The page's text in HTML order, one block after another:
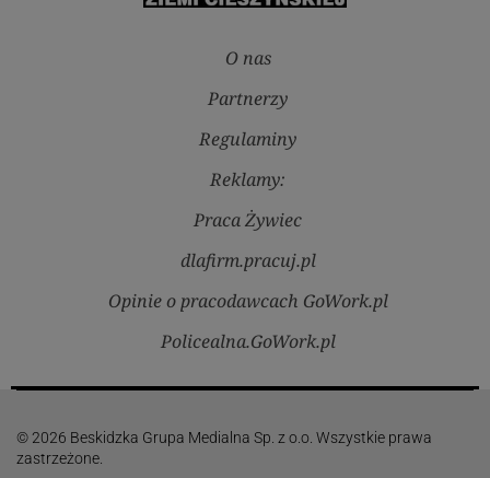
O nas
Partnerzy
Regulaminy
Reklamy:
Praca Żywiec
dlafirm.pracuj.pl
Opinie o pracodawcach GoWork.pl
Policealna.GoWork.pl
© 2026 Beskidzka Grupa Medialna Sp. z o.o. Wszystkie prawa
zastrzeżone.